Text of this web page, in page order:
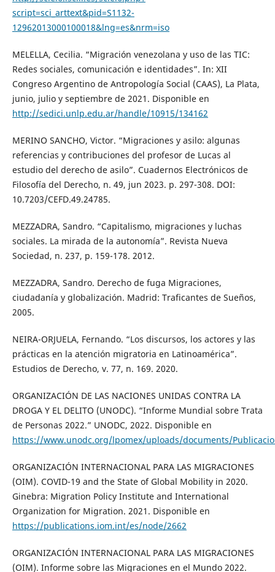
script=sci_arttext&pid=S1132-
12962013000100018&lng=es&nrm=iso
MELELLA, Cecilia. “Migración venezolana y uso de las TIC:
Redes sociales, comunicación e identidades”. In: XII
Congreso Argentino de Antropología Social (CAAS), La Plata,
junio, julio y septiembre de 2021. Disponible en
http://sedici.unlp.edu.ar/handle/10915/134162
MERINO SANCHO, Victor. “Migraciones y asilo: algunas
referencias y contribuciones del profesor de Lucas al
estudio del derecho de asilo”. Cuadernos Electrónicos de
Filosofía del Derecho, n. 49, jun 2023. p. 297-308. DOI:
10.7203/CEFD.49.24785.
MEZZADRA, Sandro. “Capitalismo, migraciones y luchas
sociales. La mirada de la autonomía”. Revista Nueva
Sociedad, n. 237, p. 159-178. 2012.
MEZZADRA, Sandro. Derecho de fuga Migraciones,
ciudadanía y globalización. Madrid: Traficantes de Sueños,
2005.
NEIRA-ORJUELA, Fernando. “Los discursos, los actores y las
prácticas en la atención migratoria en Latinoamérica”.
Estudios de Derecho, v. 77, n. 169. 2020.
ORGANIZACIÓN DE LAS NACIONES UNIDAS CONTRA LA
DROGA Y EL DELITO (UNODC). “Informe Mundial sobre Trata
de Personas 2022.” UNODC, 2022. Disponible en
https://www.unodc.org/lpomex/uploads/documents/
ORGANIZACIÓN INTERNACIONAL PARA LAS MIGRACIONES
(OIM). COVID-19 and the State of Global Mobility in 2020.
Ginebra: Migration Policy Institute and International
Organization for Migration. 2021. Disponible en
https://publications.iom.int/es/node/2662
ORGANIZACIÓN INTERNACIONAL PARA LAS MIGRACIONES
(OIM). Informe sobre las Migraciones en el Mundo 2022.